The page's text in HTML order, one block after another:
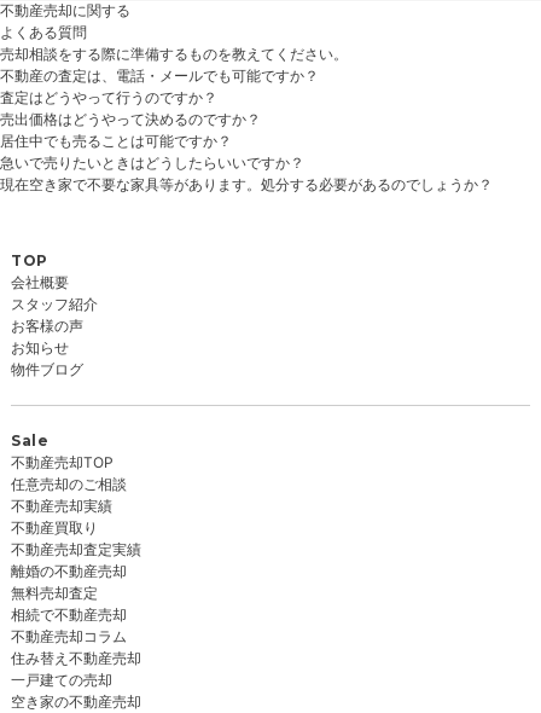
不動産売却に関する
よくある質問
売却相談をする際に準備するものを教えてください。
不動産の査定は、電話・メールでも可能ですか？
査定はどうやって行うのですか？
売出価格はどうやって決めるのですか？
居住中でも売ることは可能ですか？
急いで売りたいときはどうしたらいいですか？
現在空き家で不要な家具等があります。処分する必要があるのでしょうか？
TOP
会社概要
スタッフ紹介
お客様の声
お知らせ
物件ブログ
Sale
不動産売却TOP
任意売却のご相談
不動産売却実績
不動産買取り
不動産売却査定実績
離婚の不動産売却
無料売却査定
相続で不動産売却
不動産売却コラム
住み替え不動産売却
一戸建ての売却
空き家の不動産売却